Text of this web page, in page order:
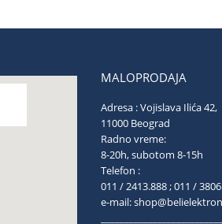
MALOPRODAJA
Adresa : Vojislava Ilića 42,
11000 Beograd
Radno vreme:
8-20h, subotom
Telefon :
011 / 2413.888 ; 011 /
e-mail: